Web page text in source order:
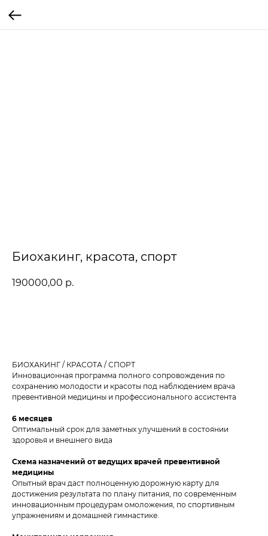
Биохакинг, красота, спорт
190000,00 р.
БИОХАКИНГ / КРАСОТА / СПОРТ
Инновационная программа полного сопровождения по
сохранению молодости и красоты под наблюдением врача
превентивной медицины и профессионального ассистента
6 месяцев
Оптимальный срок для заметных улучшений в состоянии
здоровья и внешнего вида
Схема назначений от ведущих врачей превентивной
медицины
Опытный врач даст полноценную дорожную карту для
достижения результата по плану питания, по современным
инновационным процедурам омоложения, по спортивным
упражнениям и домашней гимнастике.